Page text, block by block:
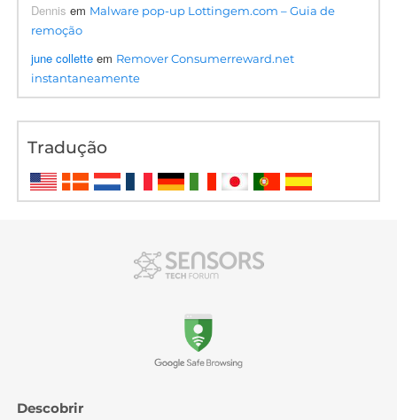
Dennis em Malware pop-up Lottingem.com – Guia de
remoção
june collette em Remover Consumerreward.net
instantaneamente
Tradução
Descobrir